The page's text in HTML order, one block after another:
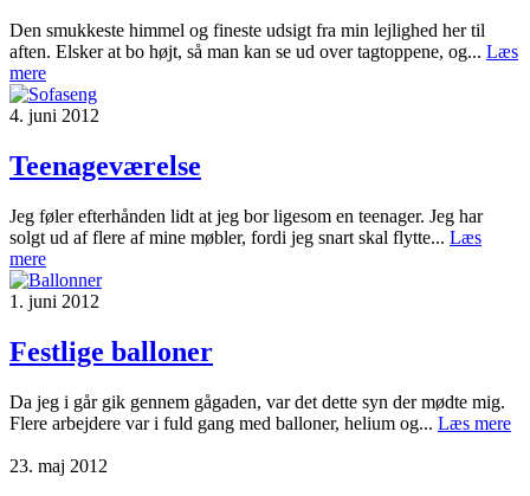
Den smukkeste himmel og fineste udsigt fra min lejlighed her til
aften. Elsker at bo højt, så man kan se ud over tagtoppene, og... Læs
mere
4. juni 2012
Teenageværelse
Jeg føler efterhånden lidt at jeg bor ligesom en teenager. Jeg har
solgt ud af flere af mine møbler, fordi jeg snart skal flytte... Læs
mere
1. juni 2012
Festlige balloner
Da jeg i går gik gennem gågaden, var det dette syn der mødte mig.
Flere arbejdere var i fuld gang med balloner, helium og... Læs mere
23. maj 2012